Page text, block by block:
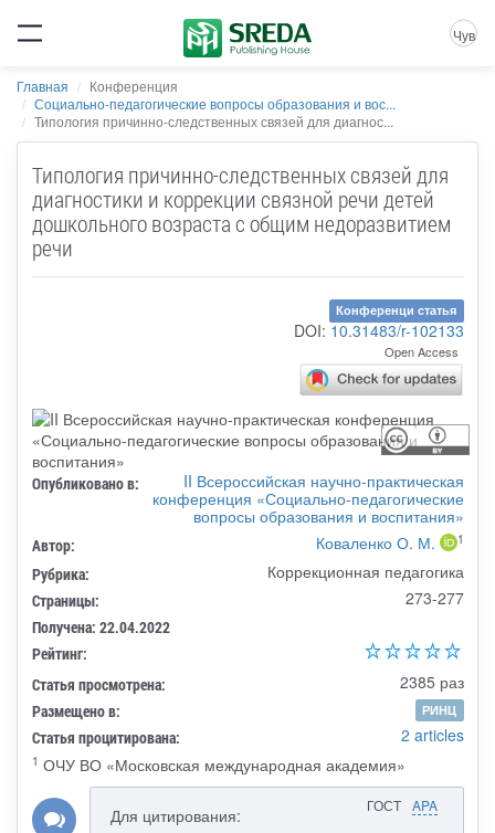
Чув
Главная
Конференция
Социально-педагогические вопросы образования и вос...
Типология причинно-следственных связей для диагнос...
Типология причинно-следственных связей для
диагностики и коррекции связной речи детей
дошкольного возраста с общим недоразвитием
речи
Конференци статья
DOI:10.31483/r-102133
Open Access
Опубликовано в:
II Всероссийская научно-практическая
конференция «Социально-педагогические
вопросы образования и воспитания»
Автор: Коваленко О. М. 1
Рубрика: Коррекционная педагогика
Страницы: 273-277
Получена: 22.04.2022
Рейтинг:
Статья просмотрена:
2385 раз
Размещено в: РИНЦ
Статья процитирована: 2 articles
1 ОЧУ ВО «Московская международная академия»
ГОСТ APA
Для цитирования: